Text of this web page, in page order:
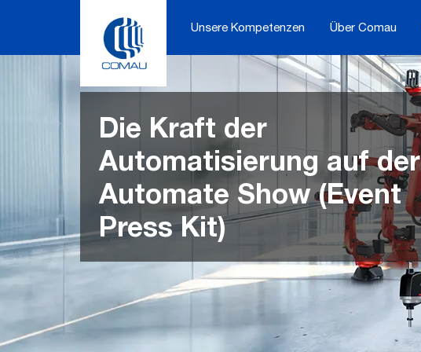
Unsere Kompetenzen Über Comau
Die Kraft der
Automatisierung auf der
Automate Show (Event
Press Kit)